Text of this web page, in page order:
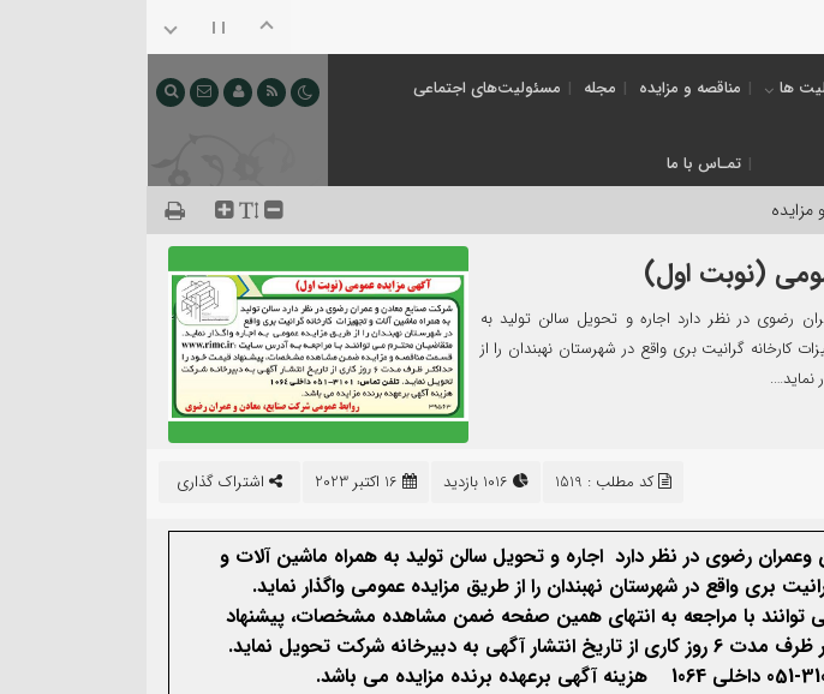
ها مناقصه و مزایده مجله مسئولیت‌های اجتماعی
تمـاس با ما
مزایده
(نوبت اول)
رضوی در نظر دارد اجاره و تحويل سالن تولید به
کارخانه گرانیت بری واقع در شهرستان نهبندان را از
نمايد….
اشتراک گذاری کد مطلب : 1519
وعمران رضوی در نظردارد اجاره و تحويل سالن تولید به همراه ماشین آلات و
بری واقع در شهرستان نهبندان را از طريق مزایده عمومی واگذار نمايد.
توانند با مراجعه به انتهای همین صفحه ضمن مشاهده مشخصات، پیشنهاد
به دبیرخانه شرکت تحویل نماید.
هزینه آگهی برعهده برنده مزایده می باشد.
08
04